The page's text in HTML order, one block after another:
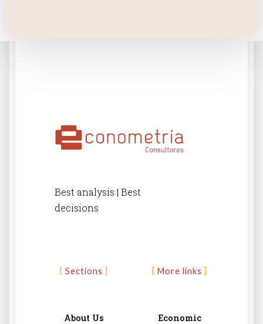
Best analysis | Best
decisions
Sections
About Us
More links
Economic